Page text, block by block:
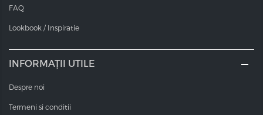
FAQ
Lookbook / Inspiratie
INFORMAȚII UTILE
Despre noi
Termeni si conditii